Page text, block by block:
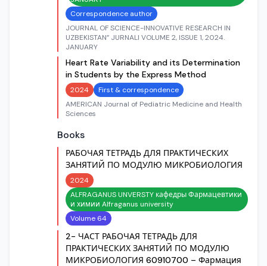
Correspondence author
JOURNAL OF SCIENCE-INNOVATIVE RESEARCH IN
UZBEKISTAN” JURNALI VOLUME 2, ISSUE 1, 2024.
JANUARY
Heart Rate Variability and its Determination
in Students by the Express Method
2024
First & correspondence
AMERICAN Journal of Pediatric Medicine and Health
Sciences
Books
РАБОЧАЯ ТЕТРАДЬ ДЛЯ ПРАКТИЧЕСКИХ
ЗАНЯТИЙ ПО МОДУЛЮ МИКРОБИОЛОГИЯ
2024
ALFRAGANUS UNVERSTY кафедры Фармацевтики
и химии Alfraganus university
Volume 64
2- ЧАСТ РАБОЧАЯ ТЕТРАДЬ ДЛЯ
ПРАКТИЧЕСКИХ ЗАНЯТИЙ ПО МОДУЛЮ
МИКРОБИОЛОГИЯ 60910700 – Фармация